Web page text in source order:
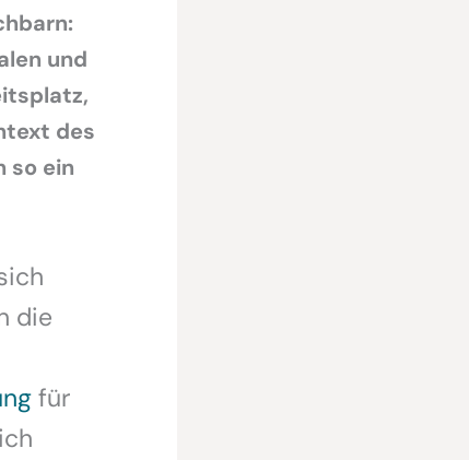
und
des
so ein
die
für